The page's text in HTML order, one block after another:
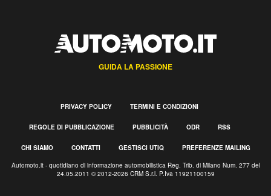
GUIDA LA PASSIONE
PRIVACY POLICY TERMINI E CONDIZIONI
REGOLE DI PUBBLICAZIONE PUBBLICITÀ ODR RSS
CHI SIAMO CONTATTI GESTISCI UTIQ PREFERENZE MAILING
Automoto.it - quotidiano di informazione automobilistica Reg. Trib. di Milano Num. 277 del
24.05.2011 © 2012-2026 CRM S.r.l. P.Iva 11921100159